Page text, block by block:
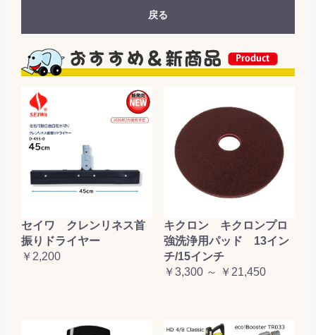
戻る
セイワ クレンリネス首
振りドライヤー
￥2,200
キクロン キクロンプロ
強洗浄用パッド 13イン
チ/15インチ
￥3,300 ～ ￥21,450